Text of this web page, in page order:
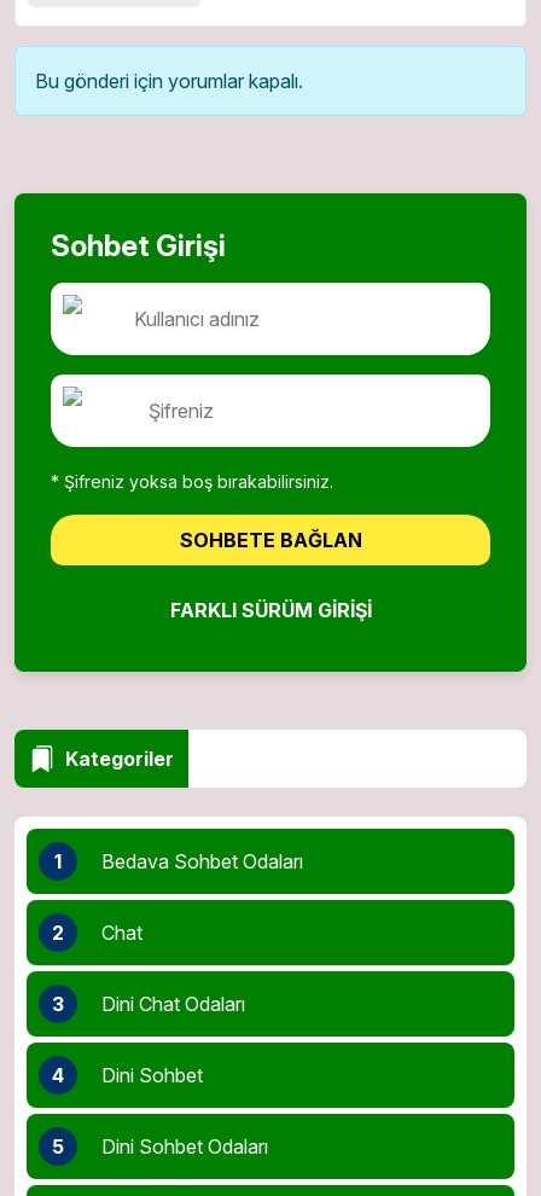
Bu gönderi için yorumlar kapalı.
Sohbet Girişi
* Şifreniz yoksa boş bırakabilirsiniz.
SOHBETE BAĞLAN
FARKLI SÜRÜM GIRIŞI
Kategoriler
1 Bedava Sohbet Odaları
2 Chat
3 Dini Chat Odaları
4 Dini Sohbet
5 Dini Sohbet Odaları